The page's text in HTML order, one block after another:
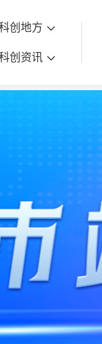
创地方
创资讯